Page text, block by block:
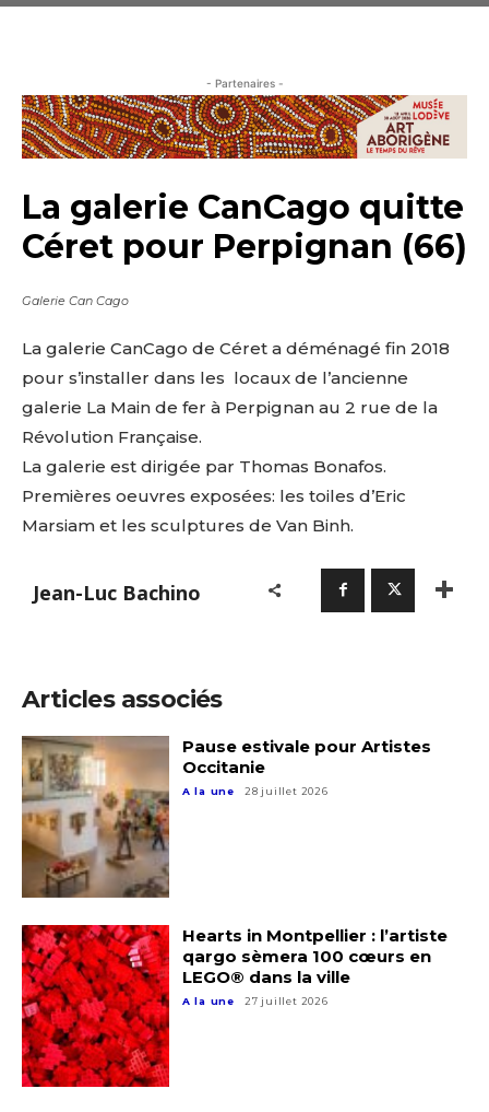
- Partenaires -
La galerie CanCago quitte
Céret pour Perpignan (66)
Galerie Can Cago
La galerie CanCago de Céret a déménagé fin 2018
pour s’installer dans les locaux de l’ancienne
galerie La Main de fer à Perpignan au 2 rue de la
Révolution Française.
La galerie est dirigée par Thomas Bonafos.
Premières oeuvres exposées: les toiles d’Eric
Marsiam et les sculptures de Van Binh.
Jean-Luc Bachino
Articles associés
Pause estivale pour Artistes
Occitanie
A la une 28 juillet 2026
Hearts in Montpellier : l’artiste
qargo sèmera 100 cœurs en
LEGO® dans la ville
A la une 27 juillet 2026